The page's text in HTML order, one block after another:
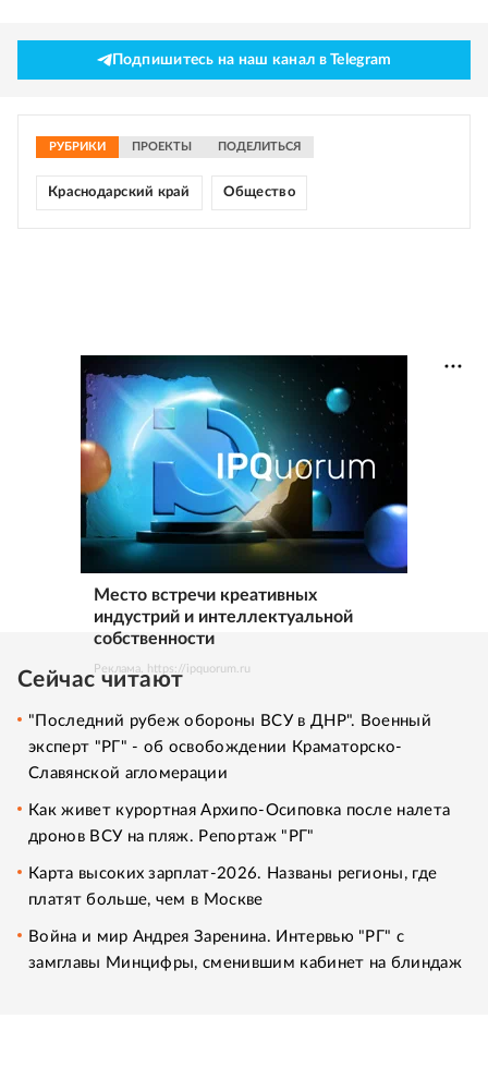
Подпишитесь на наш канал в Telegram
РУБРИКИ ПРОЕКТЫ ПОДЕЛИТЬСЯ
Краснодарский край Общество
Место встречи креативных
индустрий и интеллектуальной
собственности
Реклама. https://ipquorum.ru
Сейчас читают
"Последний рубеж обороны ВСУ в ДНР". Военный
эксперт "РГ" - об освобождении Краматорско-
Славянской агломерации
Как живет курортная Архипо-Осиповка после налета
дронов ВСУ на пляж. Репортаж "РГ"
Карта высоких зарплат-2026. Названы регионы, где
платят больше, чем в Москве
Война и мир Андрея Заренина. Интервью "РГ" с
замглавы Минцифры, сменившим кабинет на блиндаж